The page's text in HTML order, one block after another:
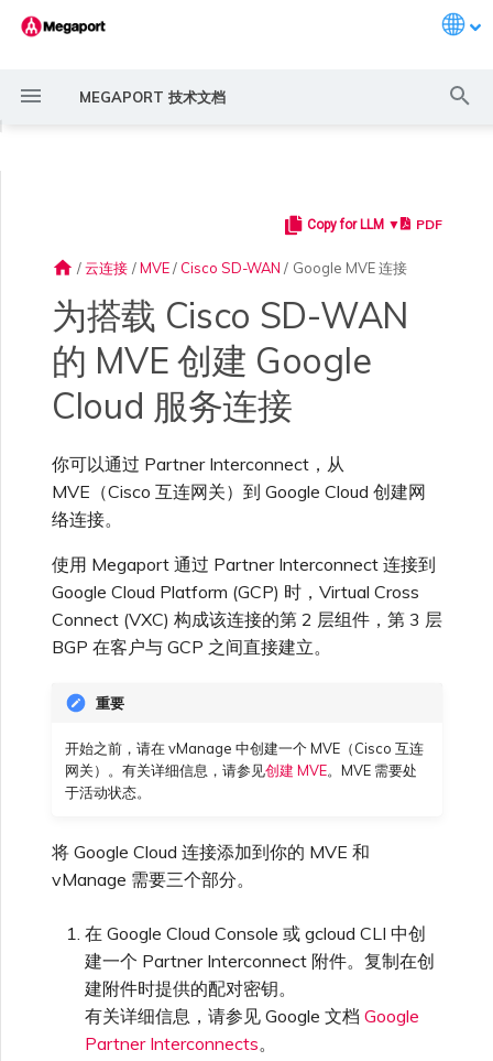
MEGAPORT 技术文档
快速开始
设置 Megaport 账户
概述
创建账户
强制多重身份验证
提供技术支持联系方式
设置财务信息
登录 Megaport Portal
了解服务页面
连接到 Latitude.sh
了解位置信息
服务开通方式
合作伙伴托管账户
技术规格
限制与配额
常见多云连接场景
使用 Megaport 解决方案现
代化 MPLS 网络
作为服务提供商使用
Megaport API 管理连接
Megaport 全球网状 WAN
Megaport 上云即服务
MACsec
IPsec
高速跨云加密
订购交叉连接
订购本地环路
链路聚合组（LAG）
创建 LAG
将 Port 添加到 LAG
停用 Port
创建私有 VXC
迁移 VXC
使用服务密钥创建连接
配置 Q-in-Q
更改合约 VXC 的速率
路由指南
MVE
终止 Megaport Internet 连
3DS Outscale
阿里云专线接入
AWS 连接概述
托管 VIF
托管连接
AWS 公共连接
AWS 加密选项
Hyperforce
AWS 常见问题
Azure ExpressRoute
ExpressRoute
ExpressRoute Direct
ExpressRoute Metro
Cisco Webex
Cloudflare
Google Cloud
Google 连接冗余
IBM Cloud Direct Link
Latitude.sh
Oracle Cloud Infrastructure
OVHcloud
OVHcloud Connect
OVHcloud Connect Direct
SAP HANA Enterprise
AWS 上的 SAP
Azure 上的 SAP
Google Cloud 上的 SAP
AWS 上的 VMware Cloud
Azure VMware 解决方案
3DS Outscale MCR 连接
阿里云 MCR 连接
AWS MCR 连接
AWS Transit Gateway 跨区
域路由
Azure MCR 连接
DigitalOcean MCR 连接
Google MCR 连接
OVHcloud MCR 连接
Salesforce MCR 连接
SAP HANA Enterprise
AWS MVE 连接
MVE 托管连接
MVE 托管 VIF
Azure MVE 连接
Google MVE 连接
AWS MVE 连接
MVE 托管连接
MVE 托管 VIF
Azure MVE 连接
Google MVE 连接
将 Google Cloud 连接添
加到 vManage
步骤 1 - 复制默认设备模板
步骤 2 - 创建 Cisco VPN
功能模板
步骤 3 - 创建 BGP 功能模
板
模板
步骤 5 - 更新你的设备模板
AWS MVE 连接
MVE 托管连接
MVE 托管 VIF
Azure MVE 连接
Google MVE 连接
AWS MVE 连接
MVE 托管连接
MVE 托管 VIF
Azure MVE 连接
Google MVE 连接
AWS MVE 连接
MVE 托管连接
MVE 托管 VIF
Azure MVE 连接
Google MVE 连接
AWS MVE 连接
MVE 托管连接
MVE 托管 VIF
Azure MVE 连接
Google MVE 连接
查看连接设置
MCR 高级 VLAN 与路由功能
MCR 冗余
创建 MCR VXC
配置 MCR
使用数据包过滤
MCR 路由管理
路由过滤
路由通告
路由汇总
MCR Looking Glass (路由诊
MCR 的 NAT 工作原理
MCR 私有云间互联
MVE 部署场景
MVE 位置
vNIC 连接类型
Megaport 网络中的 SSE 与
SASE
6WIND 概述
6WIND 授权网络功能
规划部署
连接 MVE
终止 MVE
Anapaya
Anapaya 概述
规划部署
创建 MVE
终止 MVE
Aruba SD-WAN 概述
规划部署
创建 MVE
终止 MVE
Aviatrix Secure Edge 概述
规划部署
创建 MVE
终止 MVE
Check Point CloudGuard
Check Point CloudGuard 概
规划部署
创建 MVE
创建 VXC
终止 MVE
Cisco MVE 概述
规划部署
创建 MVE
将 MPLS 与 SDCI 集成
终止 MVE
Fortinet FortiGate 概述
规划部署
创建 MVE
终止 MVE
基于 FGSP 配置 Fortinet 防
Juniper MVE 概述
规划部署
创建 MVE
终止 MVE
VM-Series Firewall
Prisma SD-WAN
Peplink FusionHub 概述
规划部署
创建 MVE
终止 MVE
Versa SD-WAN 概述
规划部署
创建 MVE
终止 MVE
VMware SD-WAN 概述
规划部署
创建 MVE
终止 MVE
设置 IX
IX 要求
加入 IX
AMS-IX 连接
编辑 IX
更改合约 IX 的速率
迁移 IX
IX 工具与功能
MegaIX 功能概述
MegaIX Looking Glass (路由
诊断)
IX 遥测
BGP 社区
创建个人资料
申请连接
Marketplace 通知
Marketplace 常见问题
监控 MCR
监控 MVE
监控服务状态
查看会话事件日志
管理个人资料
配置电子邮件通知
更新公司信息
管理最短合约期续订
管理 Megaport
Marketplace 个人资料
添加和修改用户
管理用户角色
监控维护和中断事件
锁定 Megaport 服务
Port 定价与合约条款
VXC 定价与合约条款
约条款
IX 定价与合约条款
MCR 定价与合约条款
开通计费市场
分配财务角色
信用卡付款
了解 Megaport 账单
客户现场服务
Port 计费
MCR 计费
MVE 计费
VXC、Megaport Internet 和
创建 API 密钥
管理用户
创建服务密钥
创建 VXC
更改 VXC 配置
创建到 Azure 的 VXC
创建到 Google Cloud 的
VXC
创建 Megaport Internet 连
创建 MCR
快速开始
创建 Megaport Terraform
Provider 配置文件
使用 Megaport Terraform
Provider 创建和管理服务
使用 Megaport 资源进行
Terraform 状态管理
导入现有生产服务
Server（公开测试版）
Provider 学习资料与资源
激活 Port
订购时的错误
容量错误
Port 与 VXC
Port 或 VXC 中断或抖动
Port 延迟
Port 或 VXC 丢包
MCR 中断或不可用
MCR 路由
MCR BGP 会话中断
MVE
MVE 中断或不可用
MVE 互联网连接
SD-WAN 管理连接
IX 连接性
IX BGP 路由
IX BGP 会话中断
云服务提供商互联地址空间
ExpressRoute 线路容量不足
Megaport Internet
Megaport Terraform
在演示环境中测试
联系支持
支持请求门户
升级支持案例
发送反馈
网络维护
Copy for LLM ▼ PDF
home / 云连接 / MVE / Cisco SD-WAN / Google MVE 连接
为搭载 Cisco SD-WAN
的 MVE 创建 Google
Cloud 服务连接
你可以通过 Partner Interconnect，从
MVE（Cisco 互连网关）到 Google Cloud 创建网
络连接。
使用 Megaport 通过 Partner Interconnect 连接到
Google Cloud Platform (GCP) 时，Virtual Cross
Connect (VXC) 构成该连接的第 2 层组件，第 3 层
BGP 在客户与 GCP 之间直接建立。
重要
开始之前，请在 vManage 中创建一个 MVE（Cisco 互连
网关）。有关详细信息，请参见创建 MVE。MVE 需要处
于活动状态。
将 Google Cloud 连接添加到你的 MVE 和
vManage 需要三个部分。
在 Google Cloud Console 或 gcloud CLI 中创
建一个 Partner Interconnect 附件。复制在创
建附件时提供的配对密钥。
有关详细信息，请参见 Google 文档 Google
Partner Interconnects。